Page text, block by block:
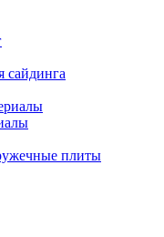
сайдинга
плиты